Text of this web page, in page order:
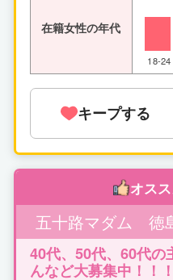
在籍女性の年代
18-24
キープする
オス
五十路マダム 徳
ル
40代、50代、60代の
んなど大募集中！！